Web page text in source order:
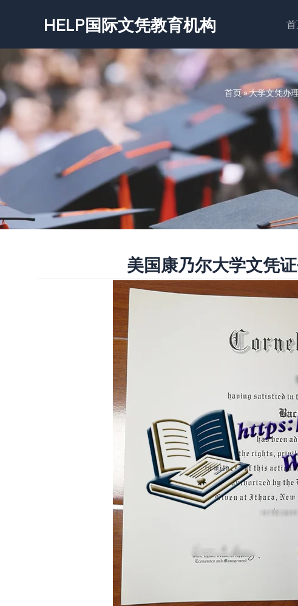
容
HELP国际文凭教育机构
首页»大学文凭办
美国康乃尔大学文凭